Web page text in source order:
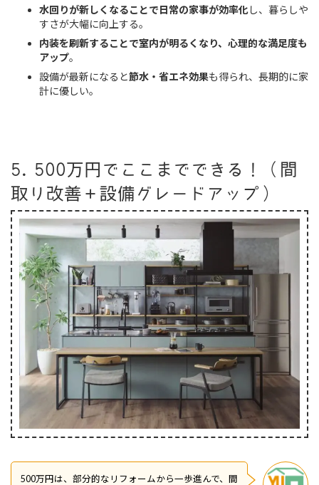
水回りが新しくなることで日常の家事が効率化し、暮らしや
すさが大幅に向上する。
内装を刷新することで室内が明るくなり、心理的な満足度も
アップ。
設備が最新になると節水・省エネ効果も得られ、長期的に家
計に優しい。
5. 500万円でここまでできる！（間
取り改善＋設備グレードアップ）
500万円は、部分的なリフォームから一歩進んで、間